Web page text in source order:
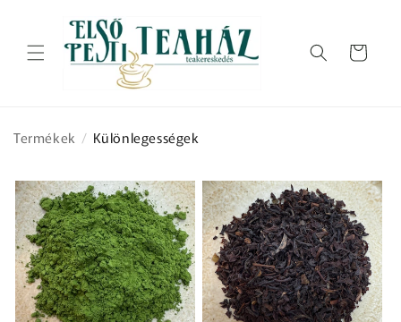
tartalomhoz
Kosár
Termékek / Különlegességek